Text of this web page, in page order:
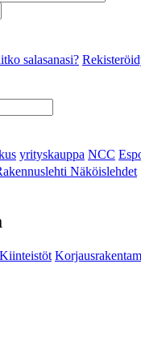
salasanasi?
yrityskauppa NCC
Näköislehdet
Kiinteistöt